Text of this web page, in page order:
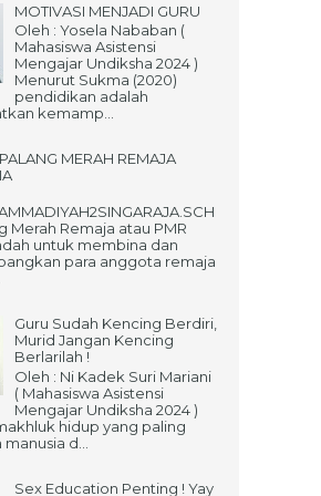
MOTIVASI MENJADI GURU
Oleh : Yosela Nababan (
Mahasiswa Asistensi
Mengajar Undiksha 2024 )
Menurut Sukma (2020)
pendidikan adalah
kemamp...
MERAH REMAJA
Merah Remaja atau PMR
untuk membina dan
para anggota remaja
Guru Sudah Kencing Berdiri,
Murid Jangan Kencing
Berlarilah !
Oleh : Ni Kadek Suri Mariani
( Mahasiswa Asistensi
Mengajar Undiksha 2024 )
hidup yang paling
d...
Sex Education Penting ! Yay